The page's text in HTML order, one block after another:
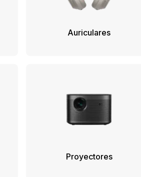
Auriculares
Proyectores